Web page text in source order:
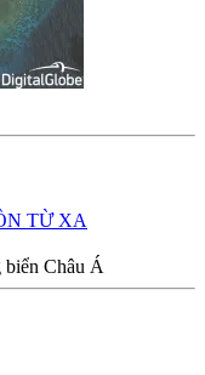
TỪ XA
biển Châu Á